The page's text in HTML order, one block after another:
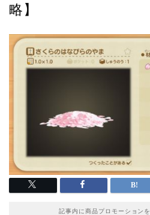
略】
記事内に商品プロモーション